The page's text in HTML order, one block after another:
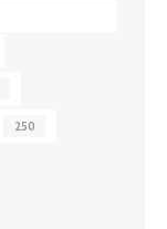
250